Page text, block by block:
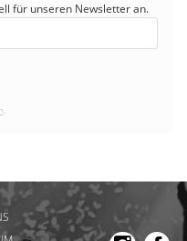
für unseren Newsletter an.